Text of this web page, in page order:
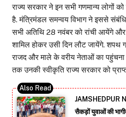
राज्य सरकार ने इन सभी गणमान्य लोगों
है. मंत्रिमंडल समन्वय विभाग ने इससे
सभी अतिथि 28 नवंबर को रांची आयेंगे
शामिल होकर उसी दिन लौट जायेंगे. शपथ
राजद और माले के वरीय नेताओं का पहुंचना
तक उनकी स्वीकृति राज्य सरकार को
JAMSHEDPUR
सैकड़ों युवाओं की